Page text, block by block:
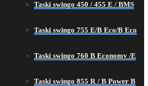
Taski swingo 450 / 455 E / BMS
Taski swingo 755 E/B Eco/B Eco
Taski swingo 760 B Economy /E
Taski swingo 855 R / B Power B